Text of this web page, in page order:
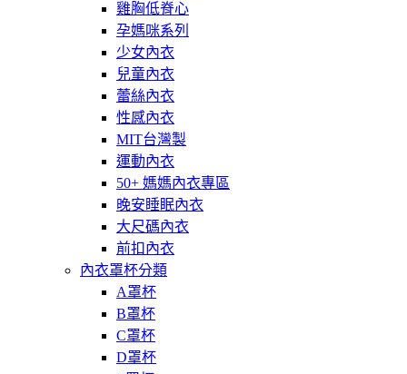
雞胸低脊心
孕媽咪系列
少女內衣
兒童內衣
蕾絲內衣
性感內衣
MIT台灣製
運動內衣
50+ 媽媽內衣專區
晚安睡眠內衣
大尺碼內衣
前扣內衣
內衣罩杯分類
A罩杯
B罩杯
C罩杯
D罩杯